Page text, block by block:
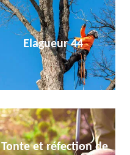
Elagueur 44
Tonte et réfection de